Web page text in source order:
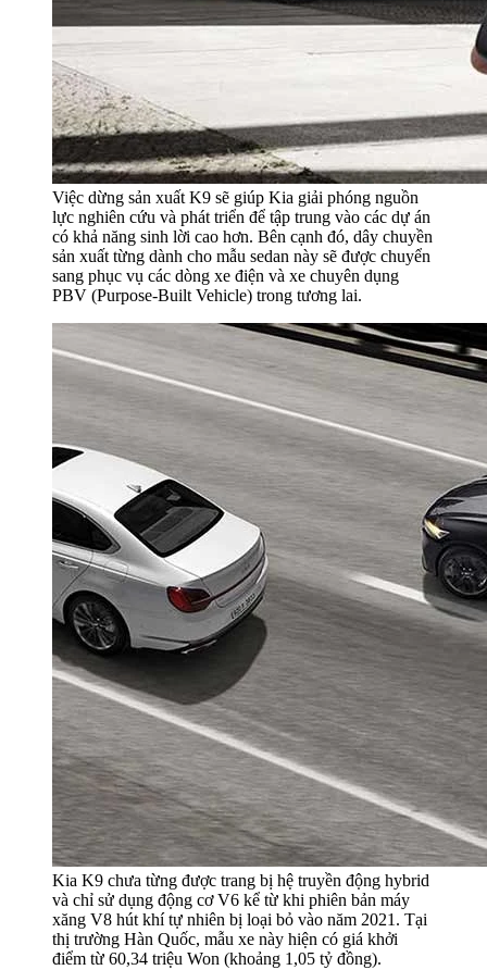
Việc dừng sản xuất K9 sẽ giúp Kia giải phóng nguồn
lực nghiên cứu và phát triển để tập trung vào các dự án
có khả năng sinh lời cao hơn. Bên cạnh đó, dây chuyền
sản xuất từng dành cho mẫu sedan này sẽ được chuyển
sang phục vụ các dòng xe điện và xe chuyên dụng
PBV (Purpose-Built Vehicle) trong tương lai.
Kia K9 chưa từng được trang bị hệ truyền động hybrid
và chỉ sử dụng động cơ V6 kể từ khi phiên bản máy
xăng V8 hút khí tự nhiên bị loại bỏ vào năm 2021. Tại
thị trường Hàn Quốc, mẫu xe này hiện có giá khởi
điểm từ 60,34 triệu Won (khoảng 1,05 tỷ đồng).